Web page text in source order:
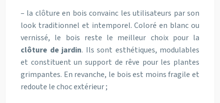
– la clôture en bois convainc les utilisateurs par son
look traditionnel et intemporel. Coloré en blanc ou
vernissé, le bois reste le meilleur choix pour la
clôture de jardin. Ils sont esthétiques, modulables
et constituent un support de rêve pour les plantes
grimpantes. En revanche, le bois est moins fragile et
redoute le choc extérieur ;